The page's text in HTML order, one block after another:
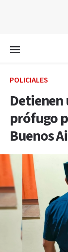
POLICIALES
Detienen
prófugo
Buenos